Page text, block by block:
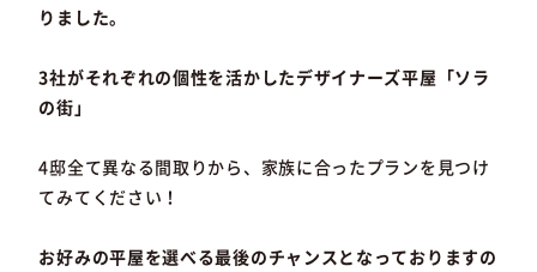
りました。
3社がそれぞれの個性を活かしたデザイナーズ平屋「ソラ
の街」
4邸全て異なる間取りから、家族に合ったプランを見つけ
てみてください！
お好みの平屋を選べる最後のチャンスとなっておりますの